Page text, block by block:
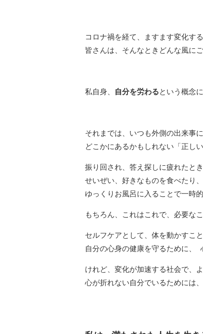
コロナ禍を経て、ますます変化す
皆さんは、そんなときどんな風に
私自身、 自分を労わるという概念
それまでは、いつも外側の出来事に
どこかにあるかもしれない「正し
振り回され、答え探しに疲れたとき
せいぜい、好きなものを食べたり
ゆっくりお風呂に入ることで一時
もちろん、これはこれで、必要なこ
セルフケアとして、体を動かすこ
自分の心身の健康を守るために、
けれど、変化が加速する社会で、
心が折れない自分でいるためには